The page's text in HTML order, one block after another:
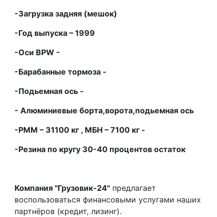
-Загрузка задняя (мешок)
-Год выпуска – 1999
-Оси BPW -
-Барабанные тормоза -
-Подьемная ось -
- Алюминиевые борта,ворота,подьемная ось
-РММ – 31100 кг , МБН – 7100 кг -
-Резина по кругу 30-40 процентов остаток
Компания "Грузовик-24" предлагает
воспользоваться финансовыми услугами наших
партнёров (кредит, лизинг).